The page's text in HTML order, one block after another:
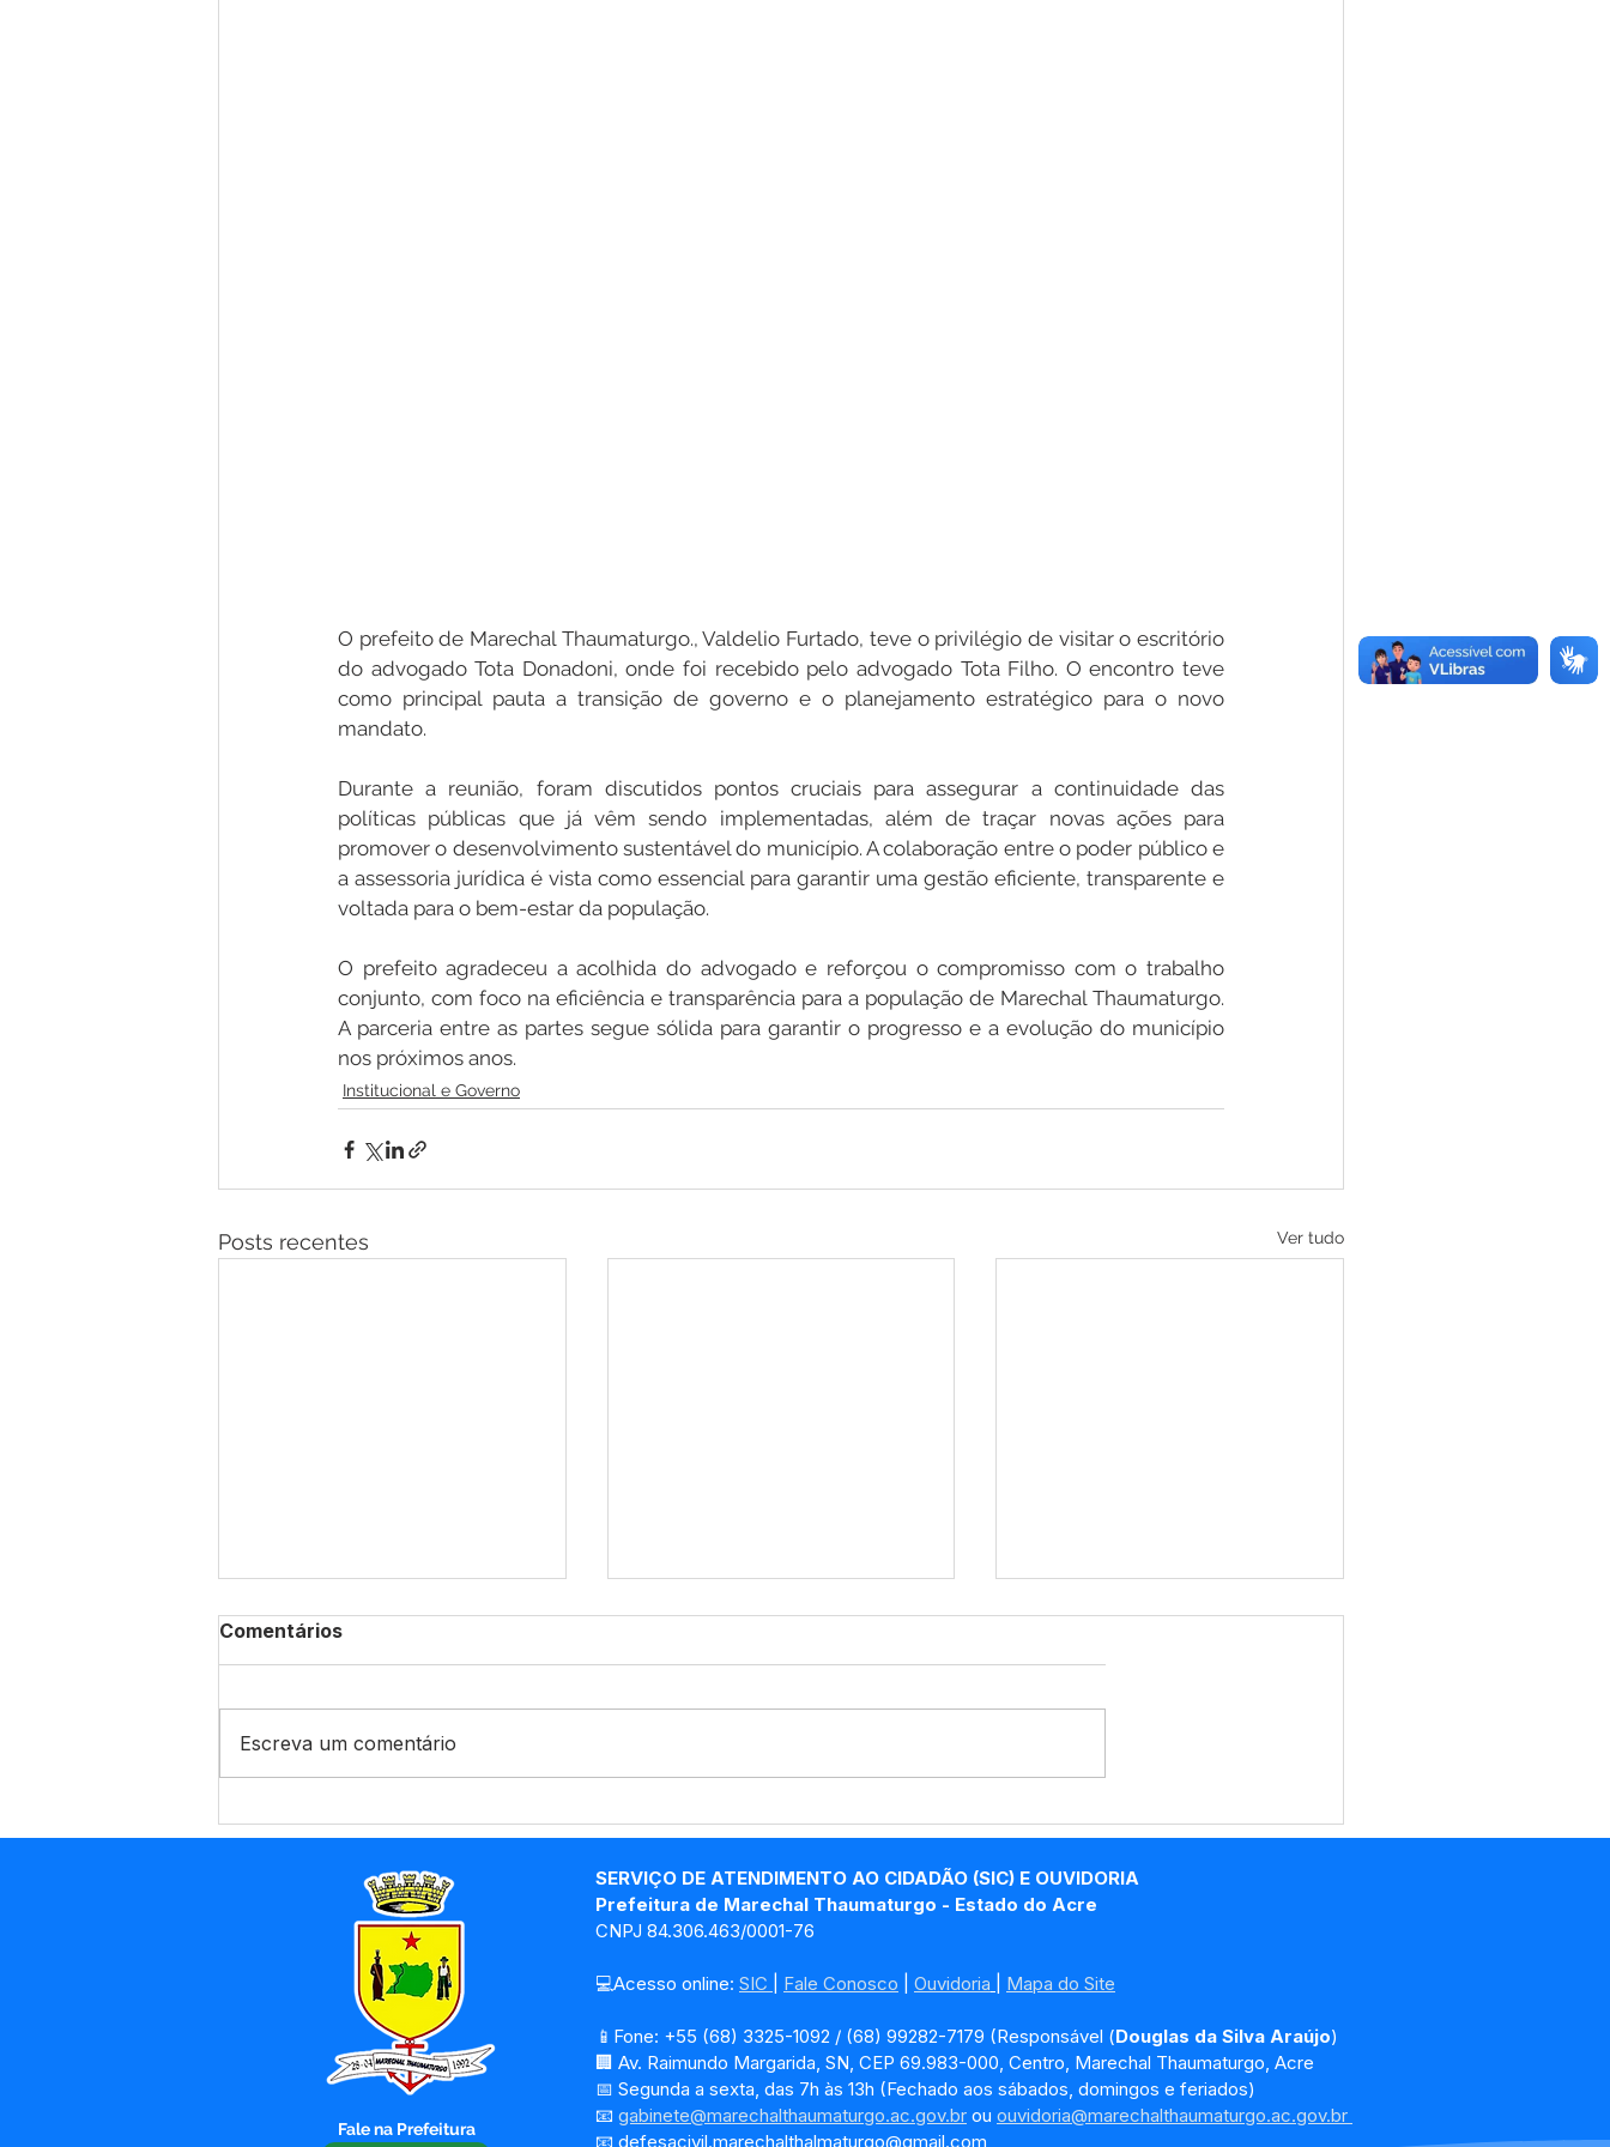
O prefeito de Marechal Thaumaturgo., Valdelio Furtado, teve o privilégio de visitar o escritório
do advogado Tota Donadoni, onde foi recebido pelo advogado Tota Filho. O encontro teve
como principal pauta a transição de governo e o planejamento estratégico para o novo
mandato.
Durante a reunião, foram discutidos pontos cruciais para assegurar a continuidade das
políticas públicas que já vêm sendo implementadas, além de traçar novas ações para
promover o desenvolvimento sustentável do município. A colaboração entre o poder público e
a assessoria jurídica é vista como essencial para garantir uma gestão eficiente, transparente e
voltada para o bem-estar da população.
O prefeito agradeceu a acolhida do advogado e reforçou o compromisso com o trabalho
conjunto, com foco na eficiência e transparência para a população de Marechal Thaumaturgo.
A parceria entre as partes segue sólida para garantir o progresso e a evolução do município
nos próximos anos.
Institucional e Governo
Posts recentes Ver tudo
Prefeitura de Marechal
Thaumaturgo mobiliza
força-tarefa e garante
assistência às famílias
avança na Cafeicultura:
de mudas fortalece o
produtor rural
vence Prêmio Sebrae
2026
Comentários
Escreva um comentário
Fale na Prefeitura
SERVIÇO DE ATENDIMENTO AO CIDADÃO (SIC) E OUVIDORIA
Prefeitura de Marechal Thaumaturgo - Estado do Acre
CNPJ 84.306.463/0001-76
💻Acesso online: SIC Fale Conosco Ouvidoria Mapa do Site
📱Fone: +55 (68) 3325-1092 / (68) 99282-7179 (Responsável (Douglas da Silva Araújo)
🏢 Av. Raimundo Margarida, SN, CEP 69.983-000, Centro, Marechal Thaumaturgo, Acre
📅 Segunda a sexta, das 7h às 13h (Fechado aos sábados, domingos e feriados)
📧 gabinete@marechalthaumaturgo.ac.gov.br ou ouvidoria@marechalthaumaturgo.ac.gov.br
📧 defesacivil.marechalthalmaturgo@gmail.com